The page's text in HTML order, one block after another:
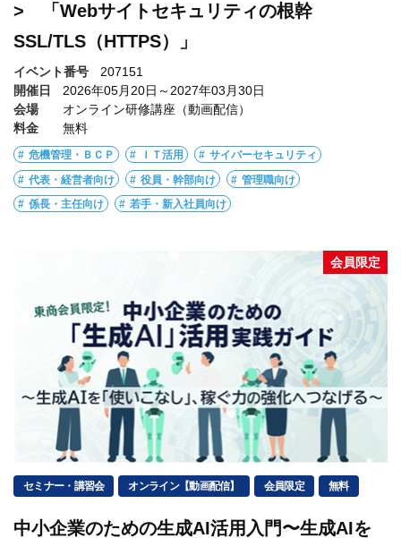
> 「Webサイトセキュリティの根幹
SSL/TLS（HTTPS）」
イベント番号
207151
開催日
2026年05月20日～2027年03月30日
会場
オンライン研修講座（動画配信）
料金
無料
危機管理・ＢＣＰ ＩＴ活用 サイバーセキュリティ
代表・経営者向け 役員・幹部向け 管理職向け
係長・主任向け 若手・新入社員向け
会員限定
セミナー・講習会 オンライン【動画配信】 会員限定 無料
中小企業のための生成AI活用入門〜生成AIを